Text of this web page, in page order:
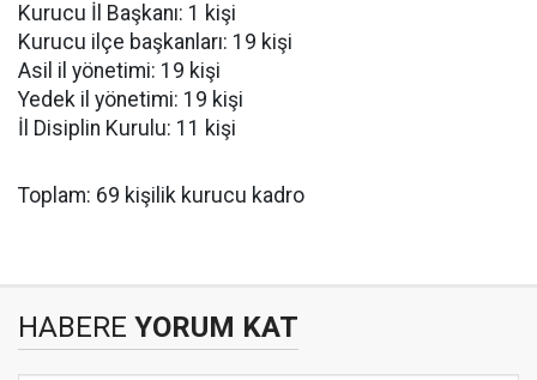
Kurucu İl Başkanı: 1 kişi
Kurucu ilçe başkanları: 19 kişi
Asil il yönetimi: 19 kişi
Yedek il yönetimi: 19 kişi
İl Disiplin Kurulu: 11 kişi
Toplam: 69 kişilik kurucu kadro
HABERE YORUM KAT